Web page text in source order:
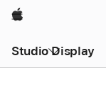
Apple
Studio Display